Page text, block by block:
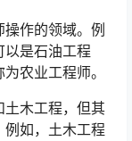
作的领域。例
是石油工程
农业工程师。
土木工程，但其
如，土木工程